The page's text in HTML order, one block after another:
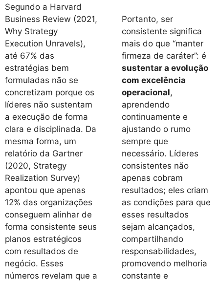
Segundo a Harvard
Business Review (2021,
Why Strategy
Execution Unravels),
até 67% das
estratégias bem
formuladas não se
concretizam porque os
líderes não sustentam
a execução de forma
clara e disciplinada. Da
mesma forma, um
relatório da Gartner
(2020, Strategy
Realization Survey)
apontou que apenas
12% das organizações
conseguem alinhar de
forma consistente seus
planos estratégicos
com resultados de
negócio. Esses
números revelam que a
Portanto, ser
consistente significa
mais do que “manter
firmeza de caráter”: é
sustentar a evolução
com excelência
operacional,
aprendendo
continuamente e
ajustando o rumo
sempre que
necessário. Líderes
consistentes não
apenas cobram
resultados; eles criam
as condições para que
esses resultados
sejam alcançados,
compartilhando
responsabilidades,
promovendo melhoria
constante e